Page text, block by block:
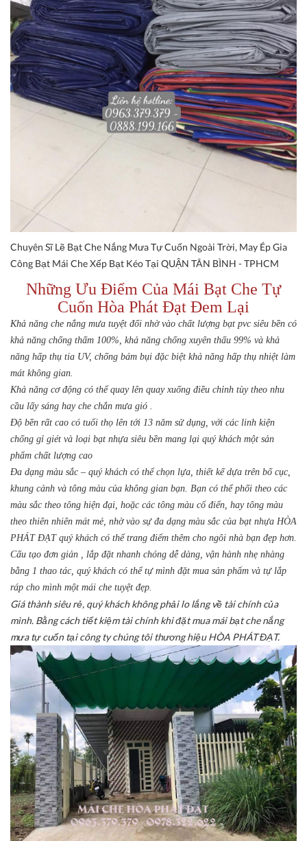
Chuyên Sĩ Lẽ Bạt Che Nắng Mưa Tự Cuốn Ngoài Trời, May Ép Gia
Công Bạt Mái Che Xếp Bạt Kéo Tại QUẬN TÂN BÌNH - TPHCM
Những Ưu Điểm Của Mái Bạt Che Tự
Cuốn Hòa Phát Đạt Đem Lại
Khả năng che nắng mưa tuyệt đối nhờ vào chất lượng bạt pvc siêu bền có
khả năng chống thấm 100%, khả năng chống xuyên thấu 99% và khả
năng hấp thụ tia UV, chống bám bụi đặc biệt khả năng hấp thụ nhiệt làm
mát không gian.
Khả năng cơ động có thể quay lên quay xuống điều chỉnh tùy theo nhu
cầu lấy sáng hay che chắn mưa gió .
Độ bền rất cao có tuổi thọ lên tới 13 năm sử dụng, với các linh kiện
chống gỉ giét và loại bạt nhựa siêu bền mang lại quý khách một sản
phẩm chất lượng cao
Đa dạng màu sắc – quý khách có thể chọn lựa, thiết kế dựa trên bố cục,
khung cảnh và tông màu của không gian bạn. Bạn có thể phối theo các
màu sắc theo tông hiện đại, hoặc các tông màu cổ điển, hay tông màu
theo thiên nhiên mát mẻ, nhờ vào sự đa dạng màu sắc của bạt nhựa HÒA
PHÁT ĐẠT quý khách có thể trang điểm thêm cho ngôi nhà bạn đẹp hơn.
Cấu tạo đơn giản , lắp đặt nhanh chóng dễ dàng, vận hành nhẹ nhàng
bằng 1 thao tác, quý khách có thể tự mình đặt mua sản phẩm và tự lắp
ráp cho mình một mái che tuyệt đẹp.
Giá thành siêu rẻ, quý khách không phải lo lắng về tài chính của
mình. Bằng cách tiết kiệm tài chính khi đặt mua mái bạt che nắng
mưa tự cuốn tại công ty chúng tôi thương hiệu HÒA PHÁT ĐẠT.